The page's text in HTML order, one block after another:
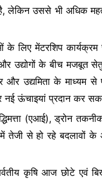
है, लेकिन उससे भी अधिक
के लिए मेंटरशिप
और उद्योगों के बीच
और उद्यमिता के माध्यम
नई ऊंचाइयां प्रदान कर
(एआई), ड्रोन
तेजी से हो रहे बदलावों के
कृषि आज छोटे